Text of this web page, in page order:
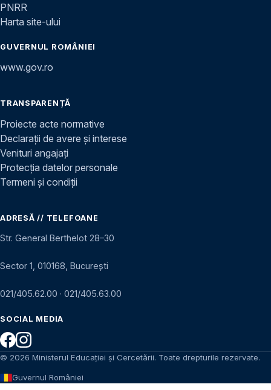
PNRR
Harta site-ului
GUVERNUL ROMÂNIEI
www.gov.ro
TRANSPARENȚĂ
Proiecte acte normative
Declarații de avere și interese
Venituri angajați
Protecția datelor personale
Termeni și condiții
ADRESĂ // TELEFOANE
Str. General Berthelot 28–30
Sector 1, 010168, București
021/405.62.00 · 021/405.63.00
SOCIAL MEDIA
© 2026 Ministerul Educației și Cercetării. Toate drepturile rezervate.
Guvernul României